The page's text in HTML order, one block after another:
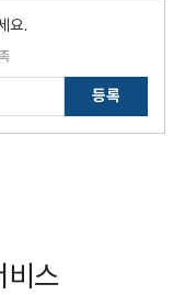
요.
등록
비스